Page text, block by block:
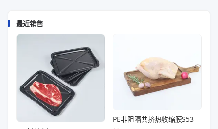
最近销售
PE非阻隔共挤热收缩膜S53